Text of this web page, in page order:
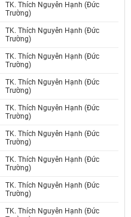
TK. Thích Nguyên Hạnh (Đức
Trường)
TK. Thích Nguyên Hạnh (Đức
Trường)
TK. Thích Nguyên Hạnh (Đức
Trường)
TK. Thích Nguyên Hạnh (Đức
Trường)
TK. Thích Nguyên Hạnh (Đức
Trường)
TK. Thích Nguyên Hạnh (Đức
Trường)
TK. Thích Nguyên Hạnh (Đức
Trường)
TK. Thích Nguyên Hạnh (Đức
Trường)
TK. Thích Nguyên Hạnh (Đức